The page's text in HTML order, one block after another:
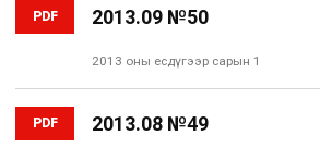
PDF 2013.09 №50
2013 оны есдүгээр сарын 1
PDF 2013.08 №49